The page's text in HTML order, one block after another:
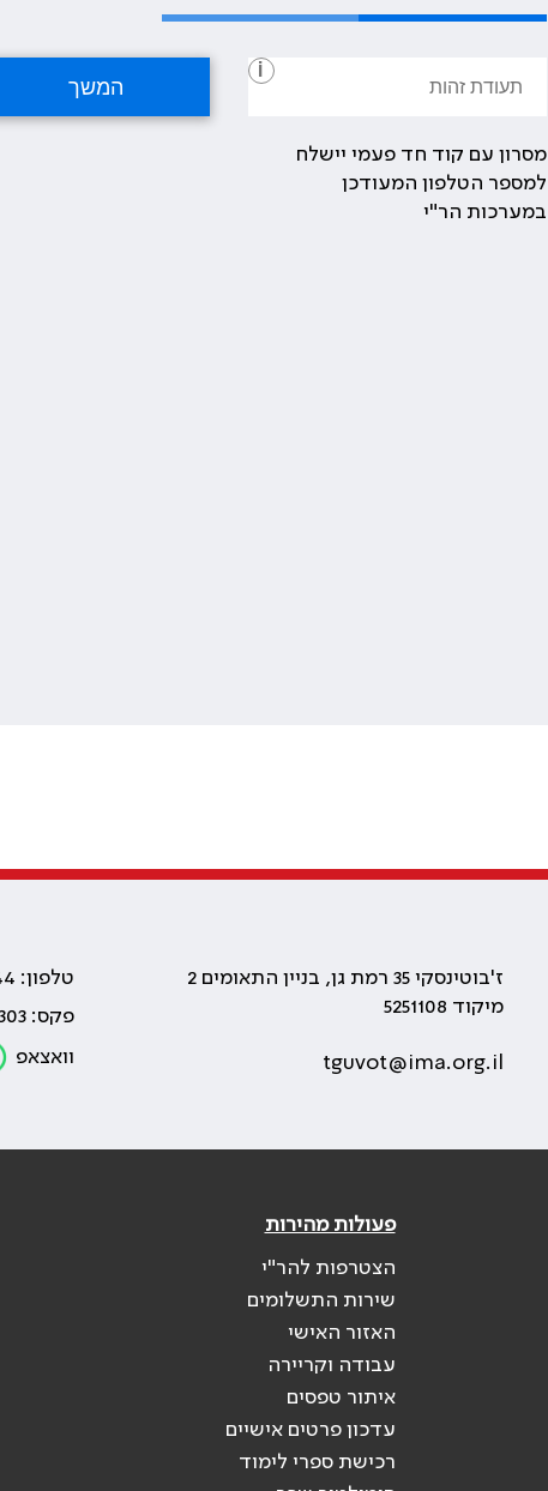
i
מסרון עם קוד חד פעמי יישלח
למספר הטלפון המעודכן
במערכות הר"י
ז'בוטינסקי 35 רמת גן, בניין התאומים 2
מיקוד 5251108
tguvot@ima.org.il
טלפון: 03-6100444
פקס: 03-5753303
וואצאפ
פעולות מהירות
הצטרפות להר"י
שירות התשלומים
האזור האישי
עבודה וקריירה
איתור טפסים
עדכון פרטים אישיים
רכישת ספרי לימוד